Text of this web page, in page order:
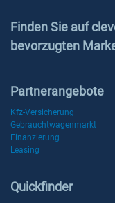
Finden Sie auf
bevorzugten
Partnerangebote
Kfz-Versicherung
Gebrauchtwagenmarkt
Finanzierung
Leasing
Quickfinder